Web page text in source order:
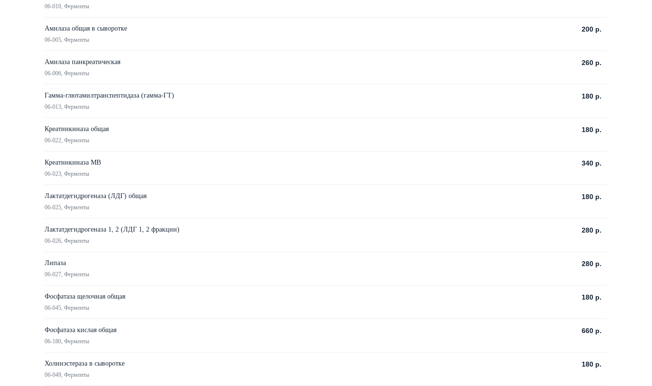
06-010, Ферменты
Амилаза общая в сыворотке
06-005, Ферменты
200 р.
Амилаза панкреатическая
06-006, Ферменты
260 р.
Гамма-глютамилтранспептидаза (гамма-ГТ)
06-013, Ферменты
180 р.
Креатинкиназа общая
06-022, Ферменты
180 р.
Креатинкиназа MB
06-023, Ферменты
340 р.
Лактатдегидрогеназа (ЛДГ) общая
06-025, Ферменты
180 р.
Лактатдегидрогеназа 1, 2 (ЛДГ 1, 2 фракции)
06-026, Ферменты
280 р.
Липаза
06-027, Ферменты
280 р.
Фосфатаза щелочная общая
06-045, Ферменты
180 р.
Фосфатаза кислая общая
06-180, Ферменты
660 р.
Холинэстераза в сыворотке
06-049, Ферменты
180 р.